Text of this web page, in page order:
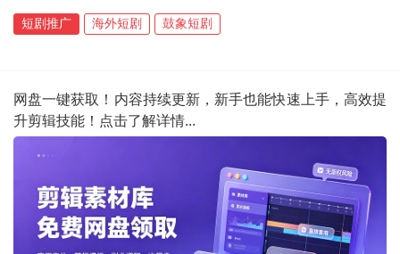
短剧推广 海外短剧 鼓象短剧
网盘一键获取！内容持续更新，新手也能快速上手，高效提
升剪辑技能！点击了解详情...